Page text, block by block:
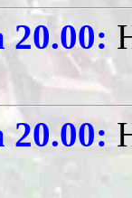
20.00:
20.00: